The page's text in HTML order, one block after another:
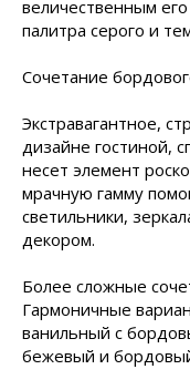
величественным
палитра серого и
Сочетание
Экстравагантное,
дизайне гостиной,
несет элемент
мрачную гамму
светильники,
декором.
Более сложные
Гармоничные
ванильный с
бежевый и